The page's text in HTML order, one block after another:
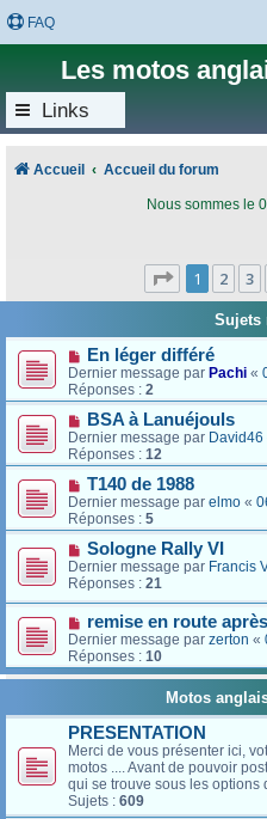
FAQ
Les motos
Links
Accueil Accueil du forum
Nous sommes le
Page 1sur
1 2 3
Sujets
En léger différé
Dernier message par Pachi «
Réponses : 2
BSA à Lanuéjouls
Dernier message par David46
Réponses : 12
T140 de 1988
Dernier message par elmo «
Réponses : 5
Sologne Rally VI
Dernier message par Francis
Réponses : 21
remise en route
Dernier message par zerton «
Réponses : 10
Motos
PRESENTATION
Merci de vous présenter ici,
motos .... Avant de pouvoir
qui se trouve sous les options
Sujets : 609